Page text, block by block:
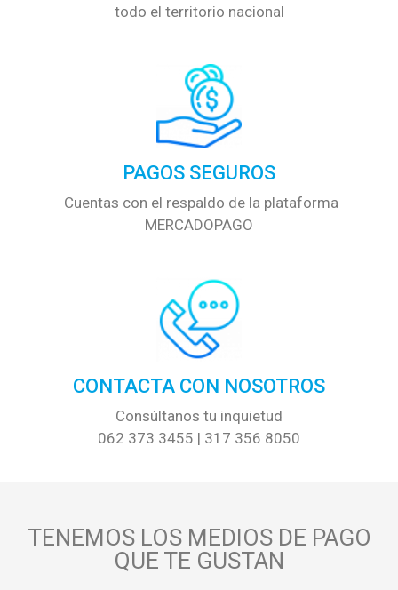
todo el territorio nacional
PAGOS SEGUROS
Cuentas con el respaldo de la plataforma
MERCADOPAGO
CONTACTA CON NOSOTROS
Consúltanos tu inquietud
062 373 3455 | 317 356 8050
TENEMOS LOS MEDIOS DE PAGO
QUE TE GUSTAN